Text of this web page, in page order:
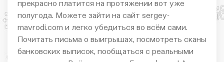
прекрасно платится на протяжении вот уже
полугода. Можете зайти на сайт sergey-
mavrodi.com и легко убедиться во всём сами.
Почитать письма о выигрышах, посмотреть сканы
банковских выписок, пообщаться с реальными